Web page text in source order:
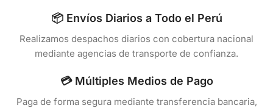
📦 Envíos Diarios a Todo el Perú
Realizamos despachos diarios con cobertura nacional
mediante agencias de transporte de confianza.
💳 Múltiples Medios de Pago
Paga de forma segura mediante transferencia bancaria,